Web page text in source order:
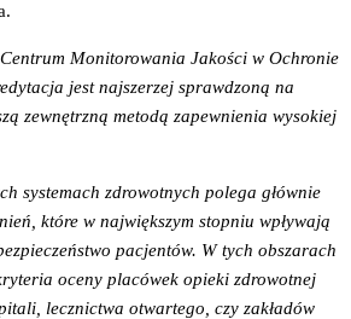
Monitorowania Jakości w Ochronie
jest najszerzej sprawdzoną na
zewnętrzną metodą zapewnienia wysokiej
systemach zdrowotnych polega głównie
które w największym stopniu wpływają
pacjentów. W tych obszarach
oceny placówek opieki zdrowotnej
lecznictwa otwartego, czy zakładów